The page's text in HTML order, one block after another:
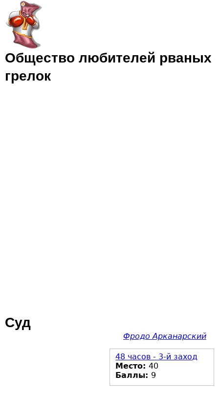
Общество любителей рваных
грелок
Суд
Фродо Арканарский
48 часов - 3-й заход
Место:40
Баллы: 9